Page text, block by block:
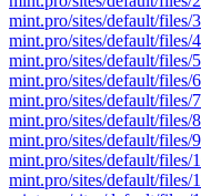
mint.pro/sites/default/files/
mint.pro/sites/default/files/
mint.pro/sites/default/files/
mint.pro/sites/default/files/
mint.pro/sites/default/files/
mint.pro/sites/default/files/
mint.pro/sites/default/files/
mint.pro/sites/default/files/
mint.pro/sites/default/files/